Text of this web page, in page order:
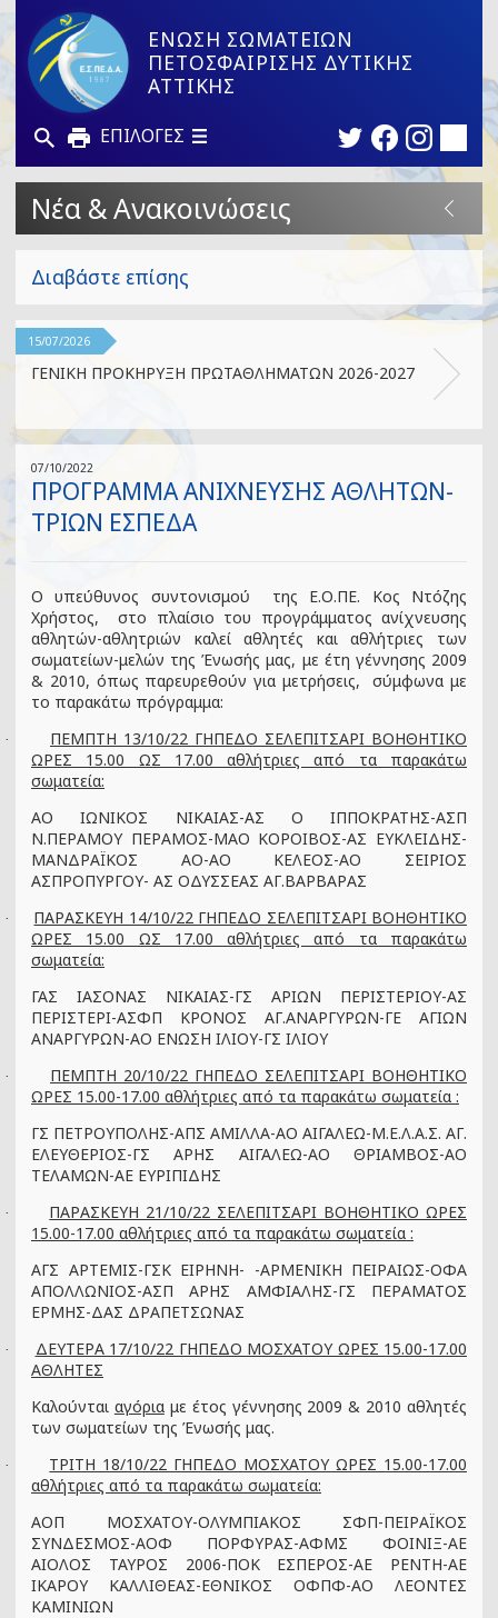
ΕΝΩΣΗ ΣΩΜΑΤΕΙΩΝ
ΠΕΤΟΣΦΑΙΡΙΣΗΣ ΔΥΤΙΚΗΣ
ΑΤΤΙΚΗΣ
ΕΠΙΛΟΓΕΣ
Νέα & Ανακοινώσεις
07/10/2022
ΠΡΟΓΡΑΜΜΑ ΑΝΙΧΝΕΥΣΗΣ ΑΘΛΗΤΩΝ-
ΤΡΙΩΝ ΕΣΠΕΔΑ
Ο υπεύθυνος συντονισμού της Ε.Ο.ΠΕ. Κος Ντόζης
Χρήστος, στο πλαίσιο του προγράμματος ανίχνευσης
αθλητών-αθλητριών καλεί αθλητές και αθλήτριες των
σωματείων-μελών της Ένωσής μας, με έτη γέννησης 2009
& 2010, όπως παρευρεθούν για μετρήσεις, σύμφωνα με
το παρακάτω πρόγραμμα:
·
ΠΕΜΠΤΗ 13/10/22 ΓΗΠΕΔΟ ΣΕΛΕΠΙΤΣΑΡΙ ΒΟΗΘΗΤΙΚΟ
ΩΡΕΣ 15.00 ΩΣ 17.00 αθλήτριες από τα παρακάτω
σωματεία:
ΑΟ ΙΩΝΙΚΟΣ ΝΙΚΑΙΑΣ-ΑΣ Ο ΙΠΠΟΚΡΑΤΗΣ-ΑΣΠ
Ν.ΠΕΡΑΜΟΥ ΠΕΡΑΜΟΣ-ΜΑΟ ΚΟΡΟΙΒΟΣ-ΑΣ ΕΥΚΛΕΙΔΗΣ-
ΜΑΝΔΡΑΪΚΟΣ ΑΟ-ΑΟ ΚΕΛΕΟΣ-ΑΟ ΣΕΙΡΙΟΣ
ΑΣΠΡΟΠΥΡΓΟΥ- ΑΣ ΟΔΥΣΣΕΑΣ ΑΓ.ΒΑΡΒΑΡΑΣ
·
ΠΑΡΑΣΚΕΥΗ 14/10/22 ΓΗΠΕΔΟ ΣΕΛΕΠΙΤΣΑΡΙ ΒΟΗΘΗΤΙΚΟ
ΩΡΕΣ 15.00 ΩΣ 17.00 αθλήτριες από τα παρακάτω
σωματεία:
ΓΑΣ ΙΑΣΟΝΑΣ ΝΙΚΑΙΑΣ-ΓΣ ΑΡΙΩΝ ΠΕΡΙΣΤΕΡΙΟΥ-ΑΣ
ΠΕΡΙΣΤΕΡΙ-ΑΣΦΠ ΚΡΟΝΟΣ ΑΓ.ΑΝΑΡΓΥΡΩΝ-ΓΕ ΑΓΙΩΝ
ΑΝΑΡΓΥΡΩΝ-ΑΟ ΕΝΩΣΗ ΙΛΙΟΥ-ΓΣ ΙΛΙΟΥ
·
ΠΕΜΠΤΗ 20/10/22 ΓΗΠΕΔΟ ΣΕΛΕΠΙΤΣΑΡΙ ΒΟΗΘΗΤΙΚΟ
ΩΡΕΣ 15.00-17.00 αθλήτριες από τα παρακάτω σωματεία :
ΓΣ ΠΕΤΡΟΥΠΟΛΗΣ-ΑΠΣ ΑΜΙΛΛΑ-ΑΟ ΑΙΓΑΛΕΩ-Μ.Ε.Λ.Α.Σ. ΑΓ.
ΕΛΕΥΘΕΡΙΟΣ-ΓΣ ΑΡΗΣ ΑΙΓΑΛΕΩ-ΑΟ ΘΡΙΑΜΒΟΣ-ΑΟ
ΤΕΛΑΜΩΝ-ΑΕ ΕΥΡΙΠΙΔΗΣ
·
ΠΑΡΑΣΚΕΥΗ 21/10/22 ΣΕΛΕΠΙΤΣΑΡΙ ΒΟΗΘΗΤΙΚΟ ΩΡΕΣ
15.00-17.00 αθλήτριες από τα παρακάτω σωματεία :
ΑΓΣ ΑΡΤΕΜΙΣ-ΓΣΚ ΕΙΡΗΝΗ- -ΑΡΜΕΝΙΚΗ ΠΕΙΡΑΙΩΣ-ΟΦΑ
ΑΠΟΛΛΩΝΙΟΣ-ΑΣΠ ΑΡΗΣ ΑΜΦΙΑΛΗΣ-ΓΣ ΠΕΡΑΜΑΤΟΣ
ΕΡΜΗΣ-ΔΑΣ ΔΡΑΠΕΤΣΩΝΑΣ
·
ΔΕΥΤΕΡΑ 17/10/22 ΓΗΠΕΔΟ ΜΟΣΧΑΤΟΥ ΩΡΕΣ 15.00-17.00
ΑΘΛΗΤΕΣ
Καλούνται αγόριαμε έτος γέννησης 2009 & 2010 αθλητές
των σωματείων της Ένωσής μας.
·
ΤΡΙΤΗ 18/10/22 ΓΗΠΕΔΟ ΜΟΣΧΑΤΟΥ ΩΡΕΣ 15.00-17.00
αθλήτριες από τα παρακάτω σωματεία:
ΑΟΠ ΜΟΣΧΑΤΟΥ-ΟΛΥΜΠΙΑΚΟΣ ΣΦΠ-ΠΕΙΡΑΪΚΟΣ
ΣΥΝΔΕΣΜΟΣ-ΑΟΦ ΠΟΡΦΥΡΑΣ-ΑΦΜΣ ΦΟΙΝΙΞ-ΑΕ
ΑΙΟΛΟΣ ΤΑΥΡΟΣ 2006-ΠΟΚ ΕΣΠΕΡΟΣ-ΑΕ ΡΕΝΤΗ-ΑΕ
ΙΚΑΡΟΥ ΚΑΛΛΙΘΕΑΣ-ΕΘΝΙΚΟΣ ΟΦΠΦ-ΑΟ ΛΕΟΝΤΕΣ
ΚΑΜΙΝΙΩΝ
Διαβάστε επίσης
15/07/2026
ΓΕΝΙΚΗ ΠΡΟΚΗΡΥΞΗ ΠΡΩΤΑΘΛΗΜΑΤΩΝ 2026-2027